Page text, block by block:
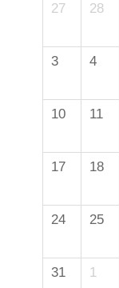
27 28
3 4
10 11
17 18
24 25
31 1